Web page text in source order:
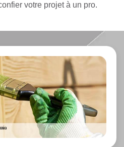
votre projet à un pro.